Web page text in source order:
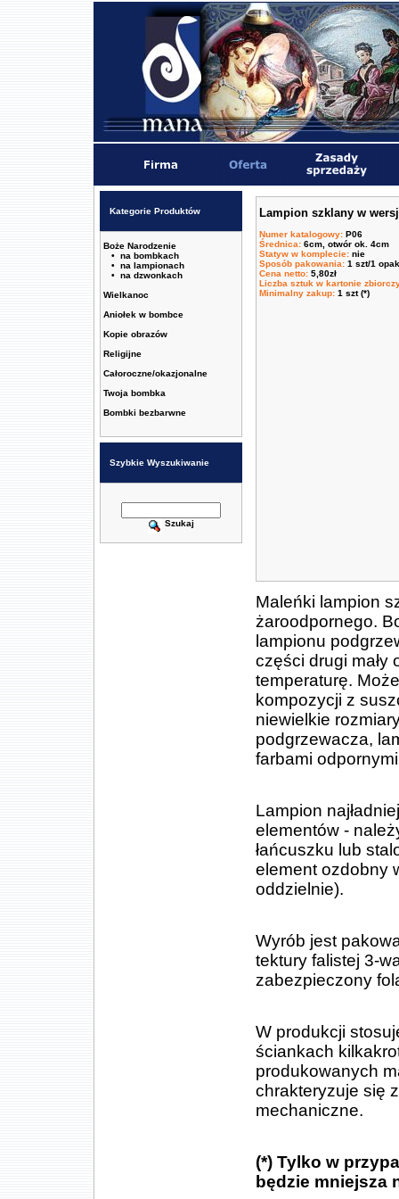
Kategorie Produktów
Boże Narodzenie
• na bombkach
• na lampionach
• na dzwonkach
Wielkanoc
Aniołek w bombce
Kopie obrazów
Religijne
Całoroczne/okazjonalne
Twoja bombka
Bombki bezbarwne
Szybkie Wyszukiwanie
Szukaj
Lampion szklany w
Numer katalogowy: P06
Średnica: 6cm, otwór ok. 4cm
Statyw w komplecie: nie
Sposób pakowania: 1 szt/1
Cena netto: 5,80zł
Liczba sztuk w kartonie
Minimalny zakup: 1 szt (*)
Maleńki lampion
żaroodpornego.
lampionu
części drugi mały
temperaturę.
kompozycji z
niewielkie
podgrzewacza,
farbami
Lampion
elementów -
łańcuszku lub
element ozdobny
oddzielnie).
Wyrób jest
tektury falistej 3-
zabezpieczony
W produkcji
ściankach
produkowanych
chrakteryzuje się
mechaniczne.
(*) Tylko w
będzie mniejsza